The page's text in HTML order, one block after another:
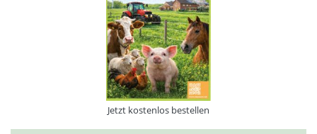
Jetzt kostenlos bestellen